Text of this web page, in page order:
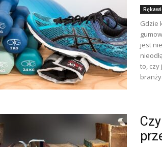
Gdzie
jest
to, czy